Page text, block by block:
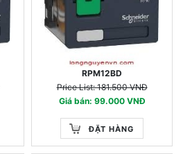
RPM12BD
Price List: 181.500 VNĐ
Giá bán: 99.000 VNĐ
ĐẶT HÀNG